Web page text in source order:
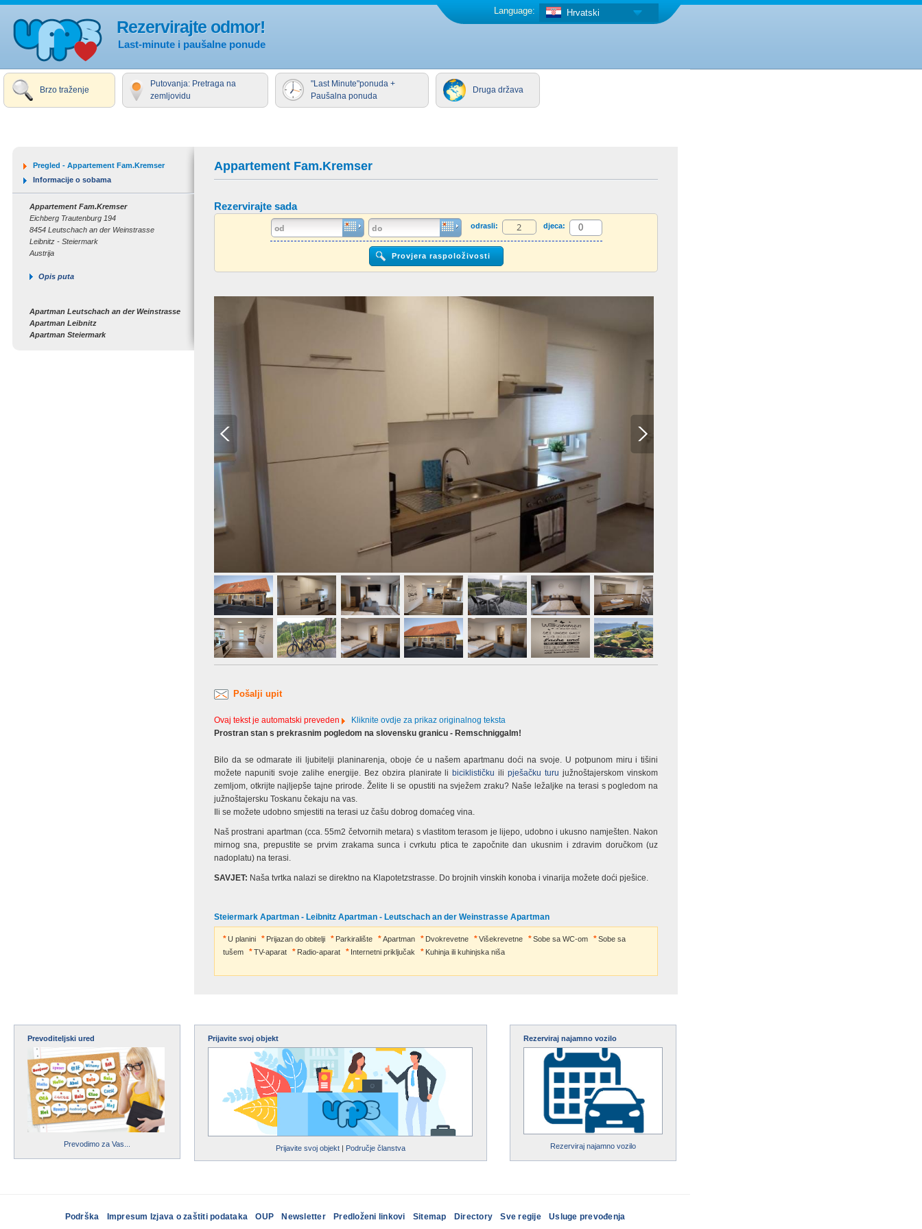
Rezervirajte odmor!
Last-minute i paušalne ponude
Hrvatski
Language:
Brzo traženje
Putovanja: Pretraga na
zemljovidu
"Last Minute"ponuda +
Paušalna ponuda
Druga država
Appartement Fam.Kremser
Rezervirajte sada
odrasli: djeca:
Pošalji upit
Ovaj tekst je automatski preveden
Kliknite ovdje za prikaz originalnog teksta
Prostran stan s prekrasnim pogledom na slovensku granicu - Remschniggalm!
Bilo da se odmarate ili ljubitelji planinarenja, oboje će u našem apartmanu doći na svoje. U potpunom miru i tišini
možete napuniti svoje zalihe energije. Bez obzira planirate li biciklističku ilipješačku turu južnoštajerskom vinskom
zemljom, otkrijte najljepše tajne prirode. Želite li se opustiti na svježem zraku? Naše ležaljke na terasi s pogledom na
južnoštajersku Toskanu čekaju na vas.
Ili se možete udobno smjestiti na terasi uz čašu dobrog domaćeg vina.
Naš prostrani apartman (cca. 55m2 četvornih metara) s vlastitom terasom je lijepo, udobno i ukusno namješten. Nakon
mirnog sna, prepustite se prvim zrakama sunca i cvrkutu ptica te započnite dan ukusnim i zdravim doručkom (uz
nadoplatu) na terasi.
SAVJET: Naša tvrtka nalazi se direktno na Klapotetzstrasse. Do brojnih vinskih konoba i vinarija možete doći pješice.
Steiermark Apartman - Leibnitz Apartman - Leutschach an der Weinstrasse Apartman
U planini Prijazan do obitelji Parkiralište Apartman Dvokrevetne Višekrevetne Sobe sa WC-om
Sobe sa
tušem
TV-aparat Radio-aparat Internetni priključak Kuhinja ili kuhinjska niša
Pregled - Appartement Fam.Kremser
Informacije o sobama
Appartement Fam.Kremser
Eichberg Trautenburg 194
8454 Leutschach an der Weinstrasse
Leibnitz - Steiermark
Austrija
Opis puta
Apartman Leutschach an der Weinstrasse
Apartman Leibnitz
Apartman Steiermark
Prevoditeljski ured
Prevodimo za Vas...
Prijavite svoj objekt
Prijavite svoj objekt| Područje članstva
Rezerviraj najamno vozilo
Rezerviraj najamno vozilo
Podrška Impresum Izjava o zaštiti podataka OUP Newsletter Predloženi linkovi Sitemap Directory Sve regije Usluge prevođenja